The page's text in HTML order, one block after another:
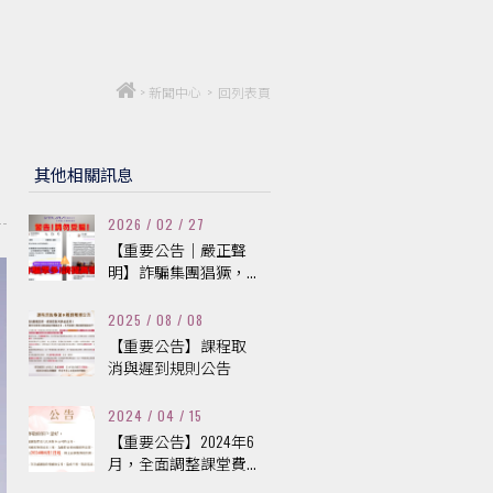
> 新聞中心 > 回列表頁
其他相關訊息
2026 / 02 / 27
【重要公告｜嚴正聲
明】詐騙集團猖獗，...
2025 / 08 / 08
【重要公告】課程取
消與遲到規則公告
2024 / 04 / 15
【重要公告】2024年6
月，全面調整課堂費...